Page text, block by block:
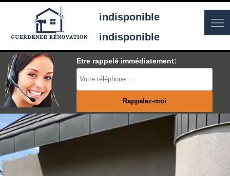
indisponible
indisponible
Etre rappelé immédiatement: